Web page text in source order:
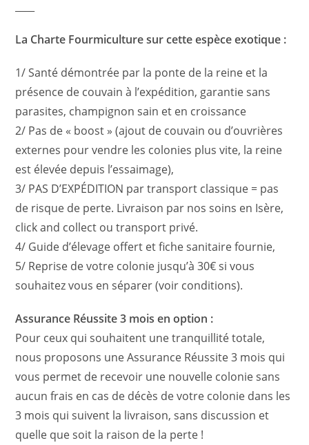
La Charte Fourmiculture sur cette espèce exotique :
1/ Santé démontrée par la ponte de la reine et la
présence de couvain à l’expédition, garantie sans
parasites, champignon sain et en croissance
2/ Pas de « boost » (ajout de couvain ou d’ouvrières
externes pour vendre les colonies plus vite, la reine
est élevée depuis l’essaimage),
3/ PAS D’EXPÉDITION par transport classique = pas
de risque de perte. Livraison par nos soins en Isère,
click and collect ou transport privé.
4/ Guide d’élevage offert et fiche sanitaire fournie,
5/ Reprise de votre colonie jusqu’à 30€ si vous
souhaitez vous en séparer (voir conditions).
Assurance Réussite 3 mois en option :
Pour ceux qui souhaitent une tranquillité totale,
nous proposons une Assurance Réussite 3 mois qui
vous permet de recevoir une nouvelle colonie sans
aucun frais en cas de décès de votre colonie dans les
3 mois qui suivent la livraison, sans discussion et
quelle que soit la raison de la perte !